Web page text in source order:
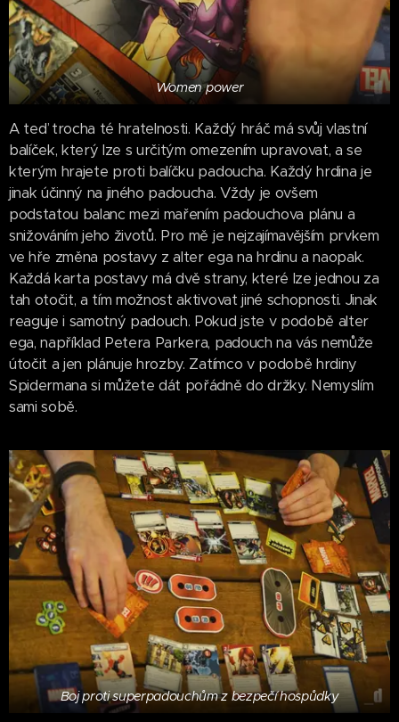
Women power
A teď trocha té hratelnosti. Každý hráč má svůj vlastní
balíček, který lze s určitým omezením upravovat, a se
kterým hrajete proti balíčku padoucha. Každý hrdina je
jinak účinný na jiného padoucha. Vždy je ovšem
podstatou balanc mezi mařením padouchova plánu a
snižováním jeho životů. Pro mě je nejzajímavějším prvkem
ve hře změna postavy z alter ega na hrdinu a naopak.
Každá karta postavy má dvě strany, které lze jednou za
tah otočit, a tím možnost aktivovat jiné schopnosti. Jinak
reaguje i samotný padouch. Pokud jste v podobě alter
ega, například Petera Parkera, padouch na vás nemůže
útočit a jen plánuje hrozby. Zatímco v podobě hrdiny
Spidermana si můžete dát pořádně do držky. Nemyslím
sami sobě.
Boj proti superpadouchům z bezpečí hospůdky